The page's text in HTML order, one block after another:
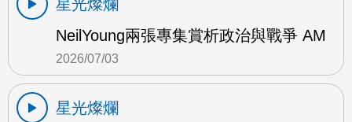
星光燦爛
NeilYoung兩張專集賞析政治與戰爭 AM
2026/07/03
星光燦爛